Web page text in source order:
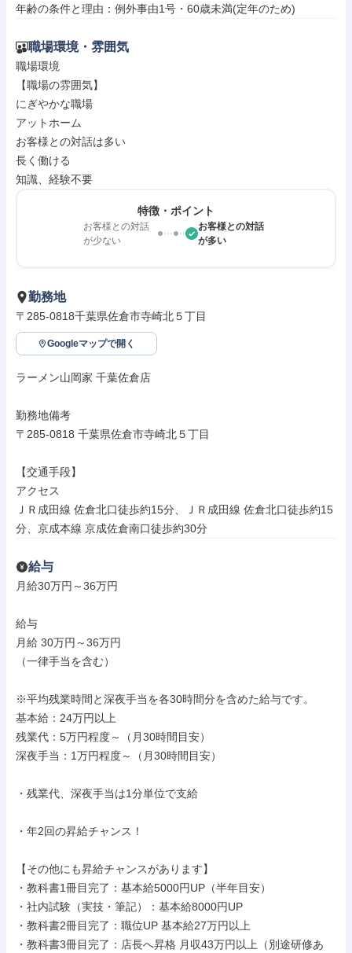
年齢の条件と理由：例外事由1号・60歳未満(定年のため)
職場環境・雰囲気
職場環境
【職場の雰囲気】
にぎやかな職場
アットホーム
お客様との対話は多い
長く働ける
知識、経験不要
特徴・ポイント
お客様との対話
が少ない
お客様との対話
が多い
勤務地
〒285-0818千葉県佐倉市寺崎北５丁目
Googleマップで開く
ラーメン山岡家 千葉佐倉店
勤務地備考
〒285-0818 千葉県佐倉市寺崎北５丁目
【交通手段】
アクセス
ＪＲ成田線 佐倉北口徒歩約15分、ＪＲ成田線 佐倉北口徒歩約15
分、京成本線 京成佐倉南口徒歩約30分
給与
月給30万円～36万円
給与
月給 30万円～36万円
（一律手当を含む）
※平均残業時間と深夜手当を各30時間分を含めた給与です。
基本給：24万円以上
残業代：5万円程度～（月30時間目安）
深夜手当：1万円程度～（月30時間目安）
・残業代、深夜手当は1分単位で支給
・年2回の昇給チャンス！
【その他にも昇給チャンスがあります】
・教科書1冊目完了：基本給5000円UP（半年目安）
・社内試験（実技・筆記）：基本給8000円UP
・教科書2冊目完了：職位UP 基本給27万円以上
・教科書3冊目完了：店長へ昇格 月収43万円以上（別途研修あ